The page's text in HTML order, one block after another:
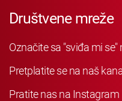
Društvene mreže
Označite sa "sviđa mi
Pretplatite se na naš
Pratite nas na Instagram